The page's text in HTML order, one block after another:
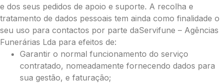
e dos seus pedidos de apoio e suporte. A recolha e
tratamento de dados pessoais tem ainda como finalidade o
seu uso para contactos por parte daServifune – Agências
Funerárias Lda para efeitos de:
Garantir o normal funcionamento do serviço
contratado, nomeadamente fornecendo dados para
sua gestão, e faturação;